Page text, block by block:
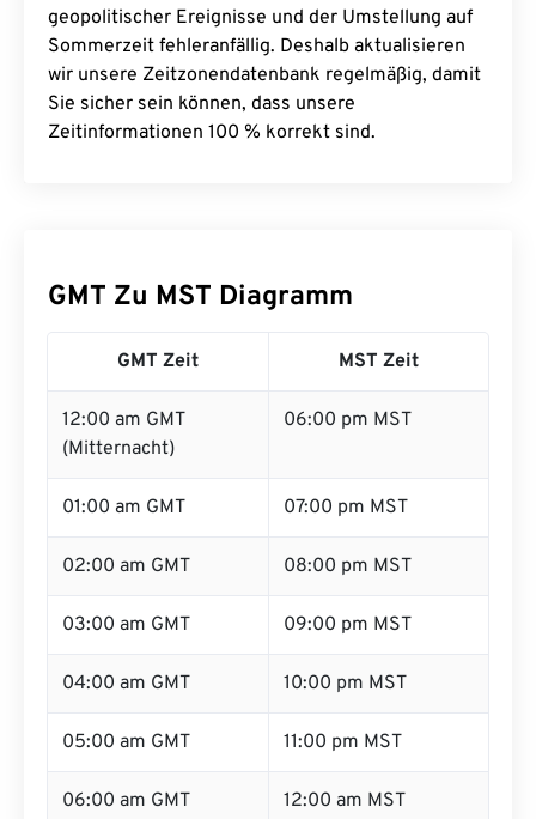
geopolitischer Ereignisse und der Umstellung auf
Sommerzeit fehleranfällig. Deshalb aktualisieren
wir unsere Zeitzonendatenbank regelmäßig, damit
Sie sicher sein können, dass unsere
Zeitinformationen 100 % korrekt sind.
GMT Zu MST Diagramm
GMT Zeit MST Zeit
12:00 am GMT
(Mitternacht)
06:00 pm MST
01:00 am GMT 07:00 pm MST
02:00 am GMT 08:00 pm MST
03:00 am GMT 09:00 pm MST
04:00 am GMT 10:00 pm MST
05:00 am GMT 11:00 pm MST
06:00 am GMT
12:00 am MST